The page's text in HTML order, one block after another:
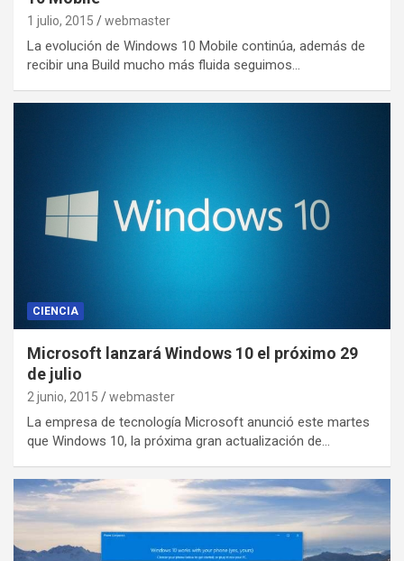
1 julio, 2015 webmaster
La evolución de Windows 10 Mobile continúa, además de
recibir una Build mucho más fluida seguimos…
CIENCIA
Microsoft lanzará Windows 10 el próximo 29
de julio
2 junio, 2015 webmaster
La empresa de tecnología Microsoft anunció este martes
que Windows 10, la próxima gran actualización de…